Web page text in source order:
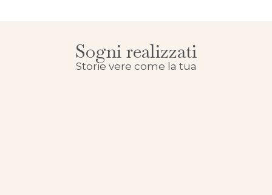
Sogni realizzati
Storie vere come la tua